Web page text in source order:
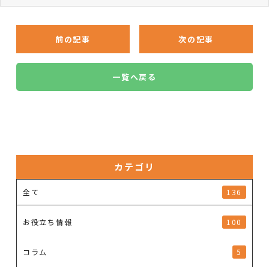
前の記事 次の記事
一覧へ戻る
カテゴリ
全て 136
お役立ち情報 100
コラム 5